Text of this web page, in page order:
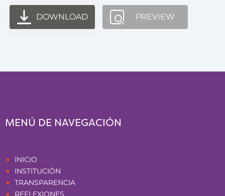
DOWNLOAD PREVIEW
MENÚ DE NAVEGACIÓN
INICIO
INSTITUCIÓN
TRANSPARENCIA
REFLEXIONES